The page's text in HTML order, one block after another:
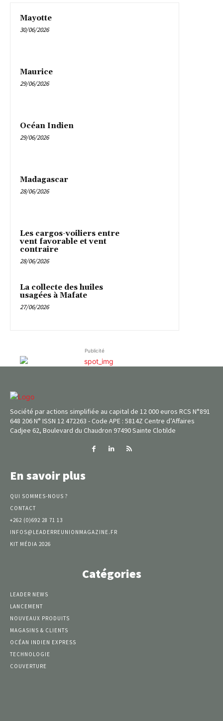
Mayotte
30/06/2026
Maurice
29/06/2026
Océan Indien
29/06/2026
Madagascar
28/06/2026
Les cargos-voiliers entre
vent favorable et vent
contraire
28/06/2026
La collecte des huiles
usagées à Mafate
27/06/2026
Publicité
Société par actions simplifiée au capital de 12 000 euros RCS N°891
648 206 N° ISSN 12 472263 - Code APE : 5814Z Centre d’Affaires
Cadjee 62, Boulevard du Chaudron 97490 Sainte Clotilde
En savoir plus
QUI SOMMES-NOUS ?
CONTACT
+262 (0)692 28 71 13
INFOS@LEADERREUNIONMAGAZINE.FR
KIT MÉDIA 2026
Catégories
LEADER NEWS
LANCEMENT
NOUVEAUX PRODUITS
MAGASINS & CLIENTS
OCÉAN INDIEN EXPRESS
TECHNOLOGIE
COUVERTURE